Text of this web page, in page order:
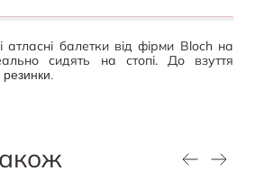
атласні балетки від фірми Bloch на
сидять на стопі. До взуття
резинки.